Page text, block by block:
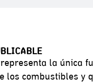
la única
los combustibles y